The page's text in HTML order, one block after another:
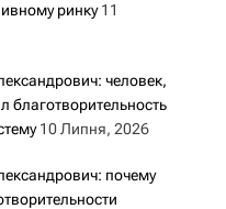
ринку 11
человек,
благотворительность
10 Липня, 2026
почему